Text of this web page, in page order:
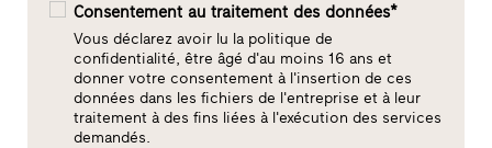
Consentement au traitement des données*
Vous déclarez avoir lu la politique de
confidentialité, être âgé d'au moins 16 ans et
donner votre consentement à l'insertion de ces
données dans les fichiers de l'entreprise et à leur
traitement à des fins liées à l'exécution des services
demandés.